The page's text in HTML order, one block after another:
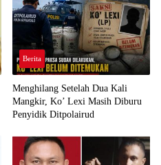
Berita
Menghilang Setelah Dua Kali
Mangkir, Ko’ Lexi Masih Diburu
Penyidik Ditpolairud